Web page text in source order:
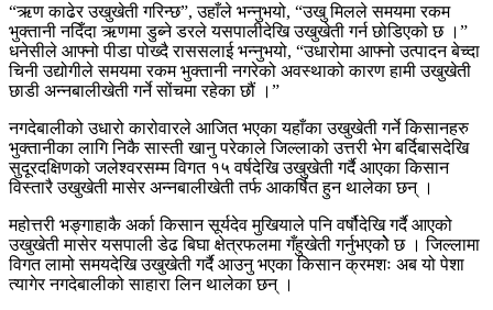
“ऋण काढेर उखुखेती गरिन्छ”, उहाँले भन्नुभयो, “उखु मिलले समयमा रकम
भुक्तानी नदिँदा ऋणमा डुब्ने डरले यसपालीदेखि उखुखेती गर्न छोडिएको छ ।”
धनेसीले आफ्नो पीडा पोख्दै राससलाई भन्नुभयो, “उधारोमा आफ्नो उत्पादन बेच्दा
चिनी उद्योगीले समयमा रकम भुक्तानी नगरेको अवस्थाको कारण हामी उखुखेती
छाडी अन्नबालीखेती गर्ने सोंचमा रहेका छौं ।”
नगदेबालीको उधारो कारोवारले आजित भएका यहाँका उखुखेती गर्ने किसानहरु
भुक्तानीका लागि निकै सास्ती खानु परेकाले जिल्लाको उत्तरी भेग बर्दिबासदेखि
सुदूरदक्षिणको जलेश्वरसम्म विगत १५ वर्षदेखि उखुखेती गर्दै आएका किसान
विस्तारै उखुखेती मासेर अन्नबालीखेती तर्फ आकर्षित हुन थालेका छन् ।
महोत्तरी भङ्गाहाकै अर्का किसान सूर्यदेव मुखियाले पनि वर्षौदेखि गर्दै आएको
उखुखेती मासेर यसपाली डेढ बिघा क्षेत्रफलमा गँहुखेती गर्नुभएकोे छ । जिल्लामा
विगत लामो समयदेखि उखुखेती गर्दै आउनु भएका किसान क्रमशः अब यो पेशा
त्यागेर नगदेबालीको साहारा लिन थालेका छन् ।